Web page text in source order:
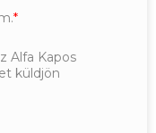
Alfa Kapos
küldjön